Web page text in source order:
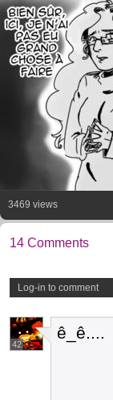
3469 views
14 Comments
Log-in to comment
42
ê_ê....